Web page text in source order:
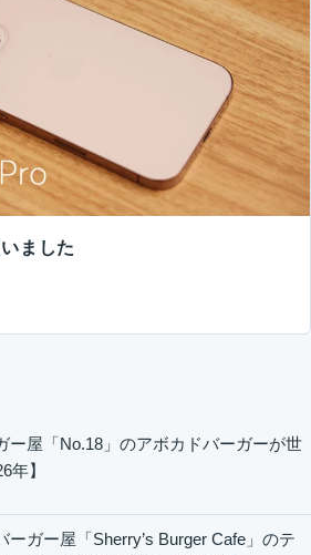
ました
ー屋「No.18」のアボカドバーガーが世
年】
ーガー屋「Sherry’s Burger Cafe」のテ